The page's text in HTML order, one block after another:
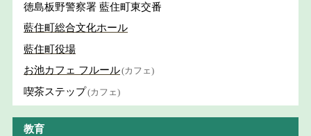
徳島板野警察署 藍住町東交番
藍住町総合文化ホール
藍住町役場
お池カフェ フルール(カフェ)
喫茶ステップ(カフェ)
教育